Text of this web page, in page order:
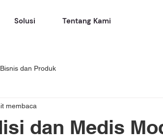
Solusi Tentang Kami
Bisnis dan Produk
dan Medis
membaca